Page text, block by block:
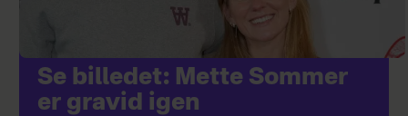
Se billedet: Mette Sommer
er gravid igen